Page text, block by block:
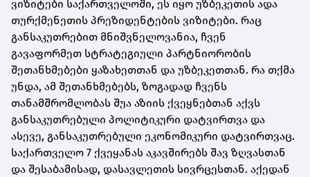
ვიზიტები საქართველოში, ეს იყო უზბეკეთის ადა
თურქმენეთის პრეზიდენტების ვიზიტები. რაც
განსაკუთრებით მნიშვნელოვანია, ჩვენ
გავაფორმეთ სტრატეგიული პარტნიორობის
შეთანხმებები ყაზახეთთან და უზბეკეთთან. რა თქმა
უნდა, ამ შეთანხმებებს, ზოგადად ჩვენს
თანამშრომლობას შუა აზიის ქვეყნებთან აქვს
განსაკუთრებული პოლიტიკური დატვირთვა და
ასევე, განსაკუთრებული ეკონომიკური დატვირთვაც.
საქართველო 7 ქვეყანას აკავშირებს შავ ზღვასთან
და შესაბამისად, დასავლეთის სივრცესთან. აქედან